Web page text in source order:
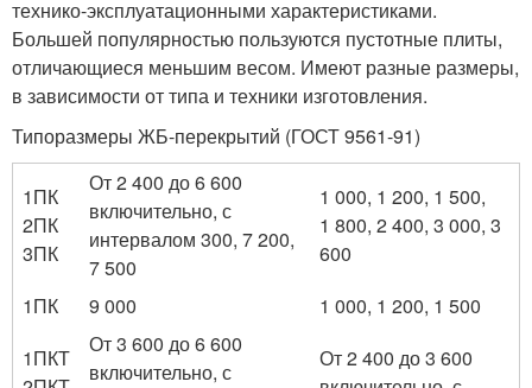
технико-эксплуатационными характеристиками.
Большей популярностью пользуются пустотные плиты,
отличающиеся меньшим весом. Имеют разные размеры,
в зависимости от типа и техники изготовления.
Типоразмеры ЖБ-перекрытий (ГОСТ 9561-91)
1ПК
2ПК
3ПК
От 2 400 до 6 600
включительно, с
интервалом 300, 7 200,
7 500
1 000, 1 200, 1 500,
1 800, 2 400, 3 000, 3
600
1ПК
9 000
1 000, 1 200, 1 500
1ПКТ
От 3 600 до 6 600
включительно, с
От 2 400 до 3 600